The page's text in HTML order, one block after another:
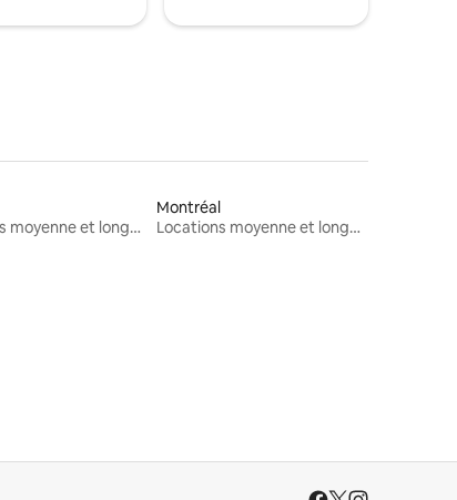
Locations moyenne et longue durée
Montréal
Locations moyenne et longue durée